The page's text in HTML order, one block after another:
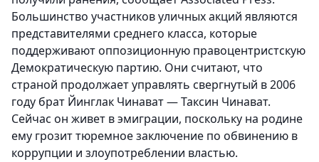
Большинство участников уличных акций являются
представителями среднего класса, которые
поддерживают оппозиционную правоцентристскую
Демократическую партию. Они считают, что
страной продолжает управлять свергнутый в 2006
году брат Йинглак Чинават — Таксин Чинават.
Сейчас он живет в эмиграции, поскольку на родине
ему грозит тюремное заключение по обвинению в
коррупции и злоупотреблении властью.